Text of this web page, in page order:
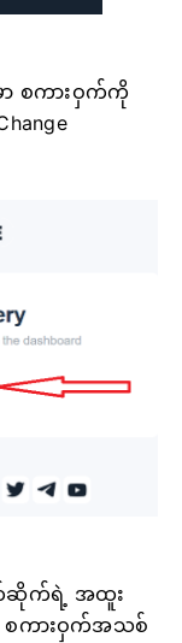
ာ စကားဝှက်ကို
ဘ်ဆိုက်ရဲ့ အထူး
စကားဝှက်အသစ်